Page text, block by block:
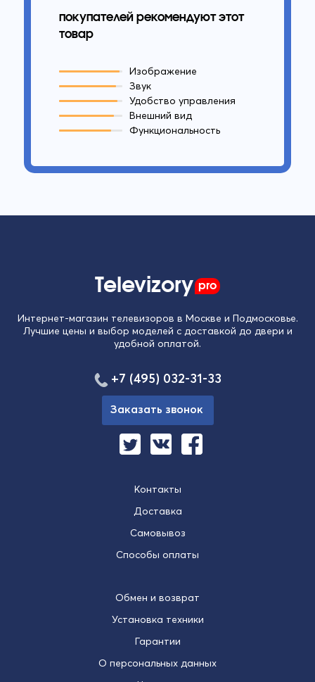
покупателей рекомендуют этот
товар
Изображение
Звук
Удобство управления
Внешний вид
Функциональность
Televizory pro
Интернет-магазин телевизоров в Москве и Подмосковье.
Лучшие цены и выбор моделей с доставкой до двери и
удобной оплатой.
Контакты
Доставка
Самовывоз
Способы оплаты
Обмен и возврат
Установка техники
Гарантии
О персональных данных
+7 (495) 032-31-33
Заказать звонок